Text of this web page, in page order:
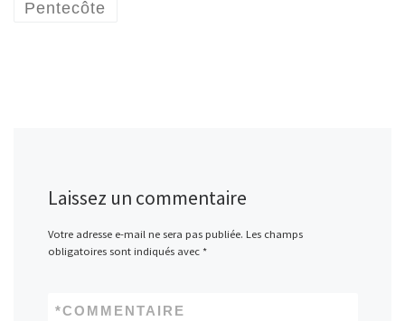
Pentecôte
Laissez un commentaire
Votre adresse e-mail ne sera pas publiée. Les champs
obligatoires sont indiqués avec *
COMMENTAIRE
*